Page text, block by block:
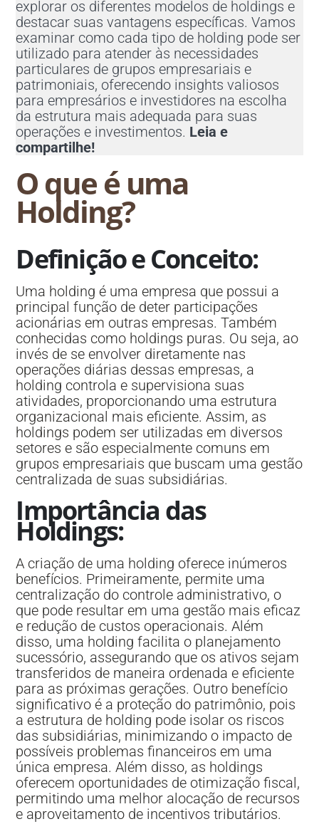
explorar os diferentes modelos de holdings e
destacar suas vantagens específicas. Vamos
examinar como cada tipo de holding pode ser
utilizado para atender às necessidades
particulares de grupos empresariais e
patrimoniais, oferecendo insights valiosos
para empresários e investidores na escolha
da estrutura mais adequada para suas
operações e investimentos. Leia e
compartilhe!
O que é uma
Holding?
Definição e Conceito:
Uma holding é uma empresa que possui a
principal função de deter participações
acionárias em outras empresas. Também
conhecidas como holdings puras. Ou seja, ao
invés de se envolver diretamente nas
operações diárias dessas empresas, a
holding controla e supervisiona suas
atividades, proporcionando uma estrutura
organizacional mais eficiente. Assim, as
holdings podem ser utilizadas em diversos
setores e são especialmente comuns em
grupos empresariais que buscam uma gestão
centralizada de suas subsidiárias.
Importância das
Holdings:
A criação de uma holding oferece inúmeros
benefícios. Primeiramente, permite uma
centralização do controle administrativo, o
que pode resultar em uma gestão mais eficaz
e redução de custos operacionais. Além
disso, uma holding facilita o planejamento
sucessório, assegurando que os ativos sejam
transferidos de maneira ordenada e eficiente
para as próximas gerações. Outro benefício
significativo é a proteção do patrimônio, pois
a estrutura de holding pode isolar os riscos
das subsidiárias, minimizando o impacto de
possíveis problemas financeiros em uma
única empresa. Além disso, as holdings
oferecem oportunidades de otimização fiscal,
permitindo uma melhor alocação de recursos
e aproveitamento de incentivos tributários.